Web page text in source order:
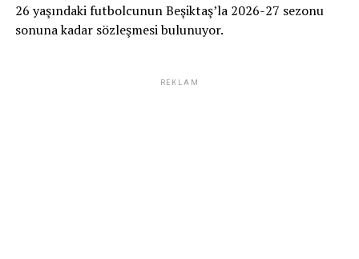
26 yaşındaki futbolcunun Beşiktaş’la 2026-27 sezonu
sonuna kadar sözleşmesi bulunuyor.
REKLAM